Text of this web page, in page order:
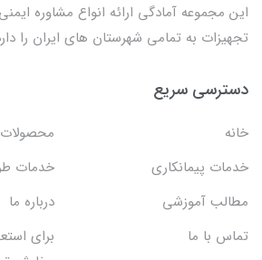
این مجموعه آمادگی ارائه انواع مشاوره
تجهیزات به تمامی شهرستان های ایران را
دسترسی سریع
خانه
محصولات
خدمات پیمانکاری
خدمات
مطالب آموزشی
درباره ما
تماس با ما
برای